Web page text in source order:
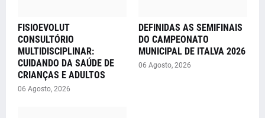
FISIOEVOLUT
CONSULTÓRIO
MULTIDISCIPLINAR:
CUIDANDO DA SAÚDE DE
CRIANÇAS E ADULTOS
06 Agosto, 2026
DEFINIDAS AS SEMIFINAIS
DO CAMPEONATO
MUNICIPAL DE ITALVA 2026
06 Agosto, 2026